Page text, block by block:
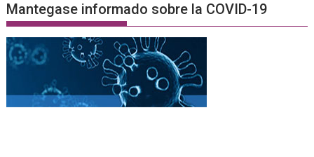
Mantegase informado sobre la COVID-19